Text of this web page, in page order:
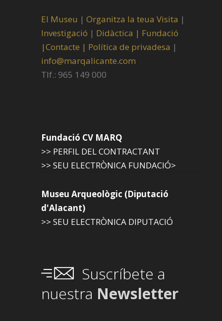
El Museu | Organitza la teua Visita |
Investigació | Didàctica | Fundació
|Contacte | Política de privadesa |
info@marqalicante.com
Tlf.: 965 149 000
Fundació CV MARQ
>> PERFIL DEL CONTRACTANT
>> SEU ELECTRÒNICA FUNDACIÓ>
Museu Arqueològic (Diputació
d'Alacant)
>> SEU ELECTRÒNICA DIPUTACIÓ
Suscríbete a
nuestra Newsletter